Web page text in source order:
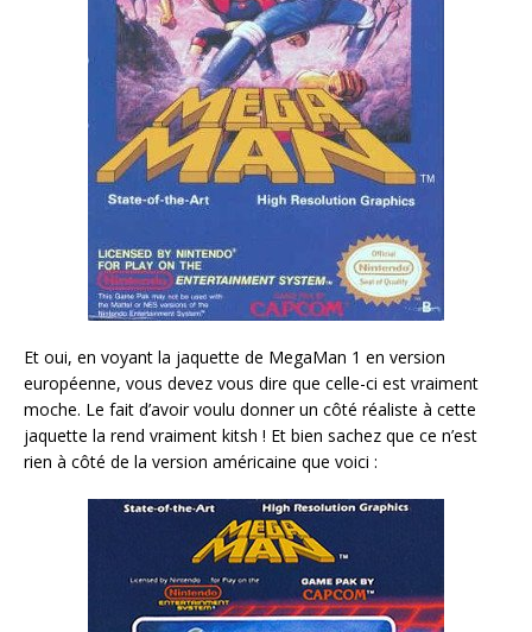
Et oui, en voyant la jaquette de MegaMan 1 en version
européenne, vous devez vous dire que celle-ci est vraiment
moche. Le fait d’avoir voulu donner un côté réaliste à cette
jaquette la rend vraiment kitsh ! Et bien sachez que ce n’est
rien à côté de la version américaine que voici :